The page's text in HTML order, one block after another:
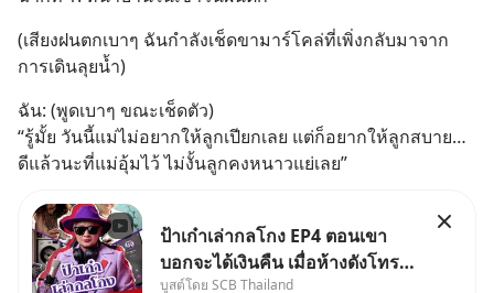
(เสียงฝนตกเบาๆ ฉันกำลังเช็ดขามาร์โคล่ที่เพิ่งกลับมาจาก
การเดินลุยน้ำ)
ฉัน: (พูดเบาๆ ขณะเช็ดตัว)
“รู้มั้ย วันนี้แม่ไม่อยากให้ลูกเปียกเลย แต่ก็อยากให้ลูกสบาย…
ดีแล้วนะที่แม่อุ้มไว้ ไม่งั้นลูกคงหนาวแย่เลย”
ป้าเก๋าเล่ากลโกง EP4 ตอนเขา
บอกจะได้เงินคืน เมื่อห้างดังโทร
บูสต์โดย SCB Thailand